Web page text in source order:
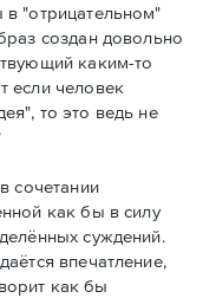
"отрицательном"
создан довольно
каким-то
если человек
то это ведь не
сочетании
как бы в силу
суждений.
впечатление,
как бы